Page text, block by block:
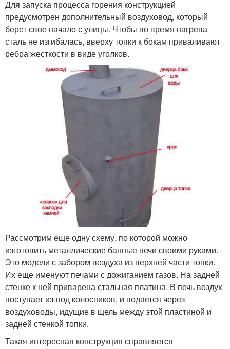
Для запуска процесса горения конструкцией
предусмотрен дополнительный воздуховод, который
берет свое начало с улицы. Чтобы во время нагрева
сталь не изгибалась, вверху топки к бокам приваливают
ребра жесткости в виде уголков.
Рассмотрим еще одну схему, по которой можно
изготовить металлические банные печи своими руками.
Это модели с забором воздуха из верхней части топки.
Их еще именуют печами с дожиганием газов. На задней
стенке к ней приварена стальная платина. В печь воздух
поступает из-под колосников, и подается через
воздуховоды, идущие в щель между этой пластиной и
задней стенкой топки.
Такая интересная конструкция справляется